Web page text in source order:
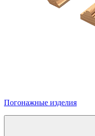
Погонажные изделия